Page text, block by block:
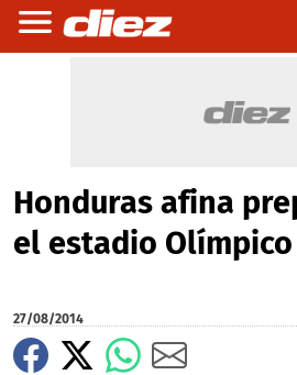
Honduras afina
el estadio Olímpico
27/08/2014